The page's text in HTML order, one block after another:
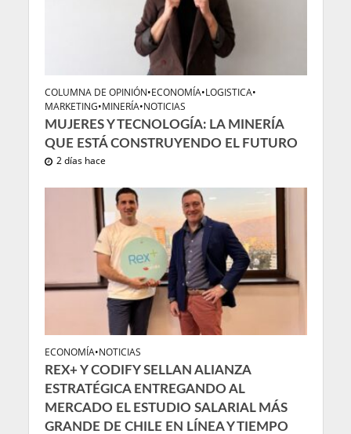
COLUMNA DE OPINIÓN•ECONOMÍA•LOGISTICA•
MARKETING•MINERÍA•NOTICIAS
MUJERES Y TECNOLOGÍA: LA MINERÍA
QUE ESTÁ CONSTRUYENDO EL FUTURO
2 días hace
ECONOMÍA•NOTICIAS
REX+ Y CODIFY SELLAN ALIANZA
ESTRATÉGICA ENTREGANDO AL
MERCADO EL ESTUDIO SALARIAL MÁS
GRANDE DE CHILE EN LÍNEA Y TIEMPO